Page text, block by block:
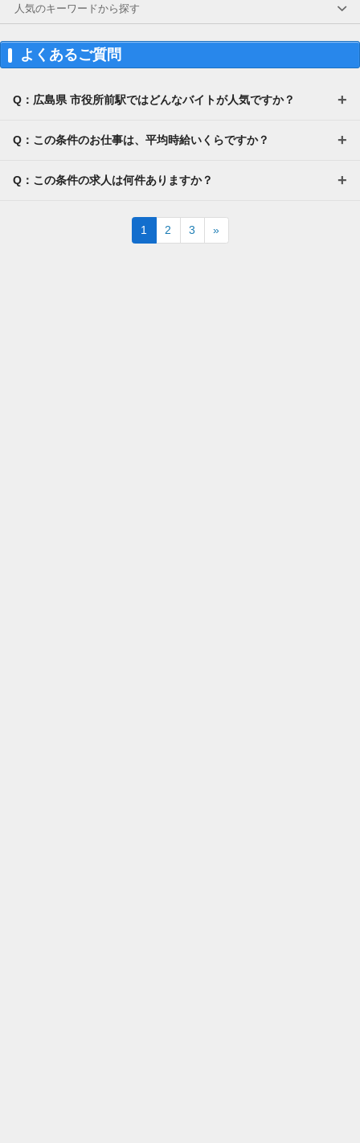
人気のキーワードから探す
よくあるご質問
Q：広島県 市役所前駅ではどんなバイトが人気ですか？
Q：この条件のお仕事は、平均時給いくらですか？
Q：この条件の求人は何件ありますか？
1 2 3 »Next